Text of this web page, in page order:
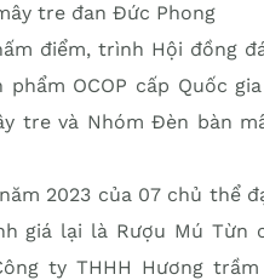
điểm, trình Hội đồng
OCOP cấp Quốc
tre và Nhóm Đèn bàn
2023 của 07 chủ thể
giá lại là Rượu Mú Từn
ty THHH Hương trầm